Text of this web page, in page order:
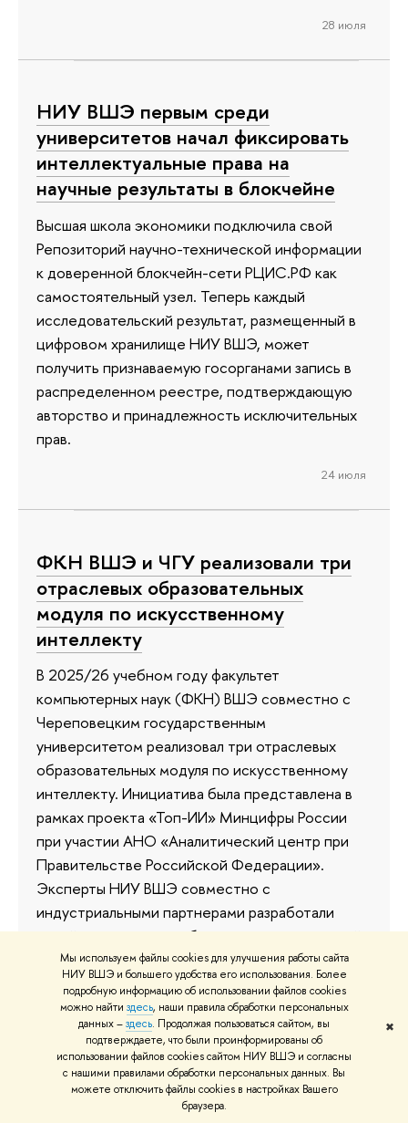
Мы используем файлы cookies для улучшения работы сайта
НИУ ВШЭ и большего удобства его использования. Более
подробную информацию об использовании файлов cookies
можно найти здесь, наши правила обработки персональных
данных –здесь. Продолжая пользоваться сайтом, вы
подтверждаете, что были проинформированы об
использовании файлов cookies сайтом НИУ ВШЭ и согласны
с нашими правилами обработки персональных данных. Вы
можете отключить файлы cookies в настройках Вашего
браузера.
✖
28 июля
НИУ ВШЭ первым среди
университетов начал фиксировать
интеллектуальные права на
научные результаты в блокчейне
Высшая школа экономики подключила свой
Репозиторий научно-технической информации
к доверенной блокчейн-сети РЦИС.РФ как
самостоятельный узел. Теперь каждый
исследовательский результат, размещенный в
цифровом хранилище НИУ ВШЭ, может
получить признаваемую госорганами запись в
распределенном реестре, подтверждающую
авторство и принадлежность исключительных
прав.
24 июля
ФКН ВШЭ и ЧГУ реализовали три
отраслевых образовательных
модуля по искусственному
интеллекту
В 2025/26 учебном году факультет
компьютерных наук (ФКН) ВШЭ совместно с
Череповецким государственным
университетом реализовал три отраслевых
образовательных модуля по искусственному
интеллекту. Инициатива была представлена в
рамках проекта «Топ-ИИ» Минцифры России
при участии АНО «Аналитический центр при
Правительстве Российской Федерации».
Эксперты НИУ ВШЭ совместно с
индустриальными партнерами разработали
линейку отраслевых образовательных модулей
в области искусственного интеллекта.
22 июля
«Нам бы хотелось, чтоб наши
корпуса использовались больше»